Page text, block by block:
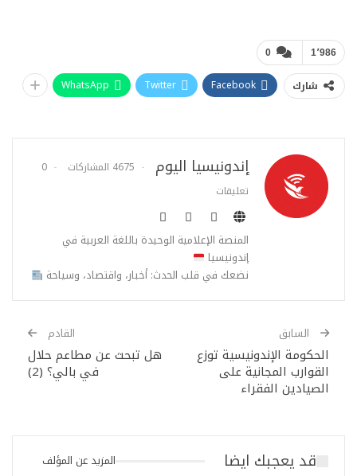
0 1٬986
شارك Facebook
Twitter
WhatsApp
إندونيسيا اليوم 4675 المشاركات
0
تعليقات
المنصة الإعلامية الوحيدة باللغة العربية في
إندونيسيا
نضعك في قلب الحدث: أخبار، واقتصاد، وسياحة
السابق
الحكومة الإندونيسية توزع
القوارب المجانية على
الصيادين الفقراء
القادم
هل تبحث عن مطاعم حلال
في بالي؟ (2)
قد يعجبك ايضا المزيد عن المؤلف